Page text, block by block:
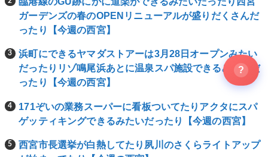
ガーデンズの春のOPENリニューアルが盛りだくさんだ
ったり【今週の西宮】
浜町にできるヤマダストアーは3月28日オープンみたい
だったりリゾ鳴尾浜あとに温泉スパ施設できるみたいだ
ったり【今週の西宮】
171ぞいの業務スーパーに看板ついてたりアクタにスパ
ゲッティキングできるみたいだったり【今週の西宮】
西宮市長選挙が白熱してたり夙川のさくらライトアップ
?